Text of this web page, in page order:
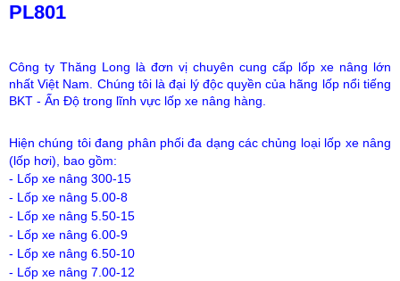
PL801
Công ty Thăng Long là đơn vị chuyên cung cấp lốp xe nâng lớn
nhất Việt Nam. Chúng tôi là đại lý độc quyền của hãng lốp nổi tiếng
BKT - Ấn Độ trong lĩnh vực lốp xe nâng hàng.
Hiện chúng tôi đang phân phối đa dạng các chủng loại lốp xe nâng
(lốp hơi), bao gồm:
- Lốp xe nâng 300-15
- Lốp xe nâng 5.00-8
- Lốp xe nâng 5.50-15
- Lốp xe nâng 6.00-9
- Lốp xe nâng 6.50-10
- Lốp xe nâng 7.00-12